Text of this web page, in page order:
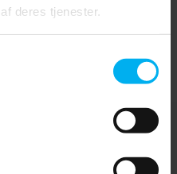
deres tjenester.
lige
længe
hos os. Vi
–
dig med
Vi ved